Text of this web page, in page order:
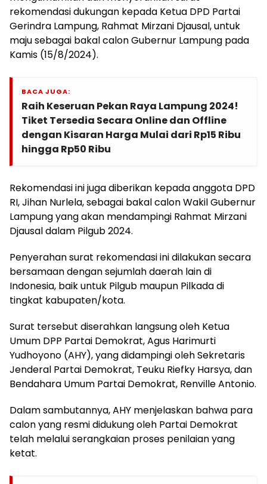
rekomendasi dukungan kepada Ketua DPD Partai
Gerindra Lampung, Rahmat Mirzani Djausal, untuk
maju sebagai bakal calon Gubernur Lampung pada
Kamis (15/8/2024).
BACA JUGA:
Raih Keseruan Pekan Raya Lampung 2024!
Tiket Tersedia Secara Online dan Offline
dengan Kisaran Harga Mulai dari Rp15 Ribu
hingga Rp50 Ribu
Rekomendasi ini juga diberikan kepada anggota DPD
RI, Jihan Nurlela, sebagai bakal calon Wakil Gubernur
Lampung yang akan mendampingi Rahmat Mirzani
Djausal dalam Pilgub 2024.
Penyerahan surat rekomendasi ini dilakukan secara
bersamaan dengan sejumlah daerah lain di
Indonesia, baik untuk Pilgub maupun Pilkada di
tingkat kabupaten/kota.
Surat tersebut diserahkan langsung oleh Ketua
Umum DPP Partai Demokrat, Agus Harimurti
Yudhoyono (AHY), yang didampingi oleh Sekretaris
Jenderal Partai Demokrat, Teuku Riefky Harsya, dan
Bendahara Umum Partai Demokrat, Renville Antonio.
Dalam sambutannya, AHY menjelaskan bahwa para
calon yang resmi didukung oleh Partai Demokrat
telah melalui serangkaian proses penilaian yang
ketat.